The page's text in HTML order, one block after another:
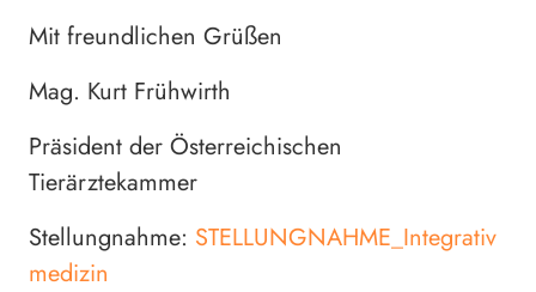
Mit freundlichen Grüßen
Mag. Kurt Frühwirth
Präsident der Österreichischen
Tierärztekammer
Stellungnahme: STELLUNGNAHME_Integrativ
medizin